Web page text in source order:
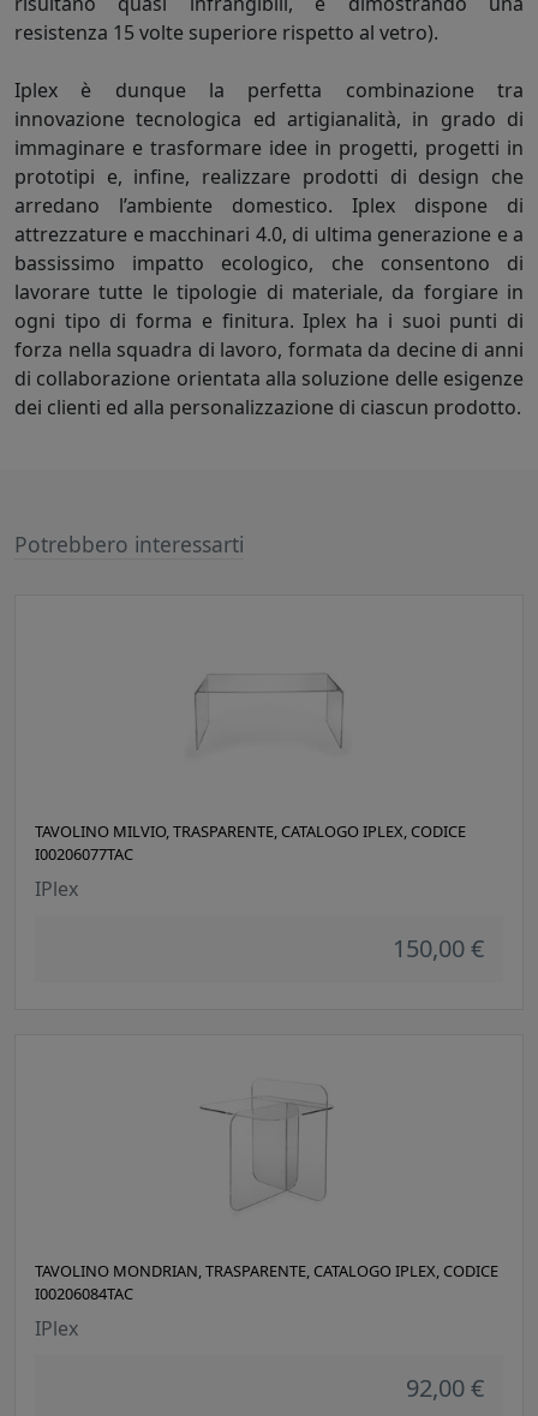
resistenza 15 volte superiore rispetto al vetro).
Iplex è dunque la perfetta combinazione tra
innovazione tecnologica ed artigianalità, in grado di
immaginare e trasformare idee in progetti, progetti in
prototipi e, infine, realizzare prodotti di design che
arredano l’ambiente domestico. Iplex dispone di
attrezzature e macchinari 4.0, di ultima generazione e a
bassissimo impatto ecologico, che consentono di
lavorare tutte le tipologie di materiale, da forgiare in
ogni tipo di forma e finitura. Iplex ha i suoi punti di
forza nella squadra di lavoro, formata da decine di anni
di collaborazione orientata alla soluzione delle esigenze
dei clienti ed alla personalizzazione di ciascun prodotto.
Potrebbero interessarti
TAVOLINO MILVIO, TRASPARENTE, CATALOGO IPLEX, CODICE
I00206077TAC
IPlex
150,00 €
TAVOLINO MONDRIAN, TRASPARENTE, CATALOGO IPLEX, CODICE
I00206084TAC
IPlex
92,00 €